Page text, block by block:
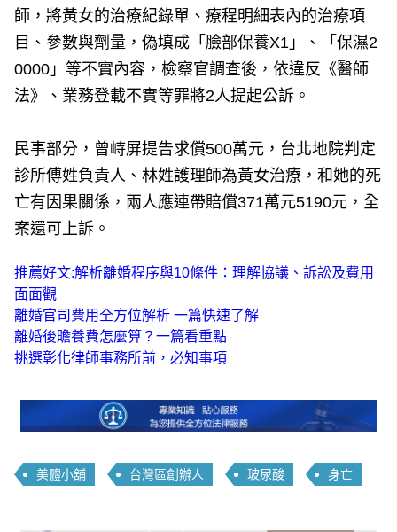
師，將黃女的治療紀錄單、療程明細表內的治療項
目、參數與劑量，偽填成「臉部保養X1」、「保濕2
0000」等不實內容，檢察官調查後，依違反《醫師
法》、業務登載不實等罪將2人提起公訴。
民事部分，曾峙屏提告求償500萬元，台北地院判定
診所傅姓負責人、林姓護理師為黃女治療，和她的死
亡有因果關係，兩人應連帶賠償371萬元5190元，全
案還可上訴。
推薦好文:解析離婚程序與10條件：理解協議、訴訟及費用
面面觀
離婚官司費用全方位解析 一篇快速了解
離婚後贍養費怎麼算？一篇看重點
挑選彰化律師事務所前，必知事項
美體小舖 台灣區創辦人 玻尿酸 身亡